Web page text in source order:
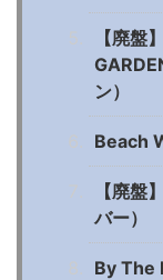
【廃盤
ン）
Beach
【廃
バー）
By The